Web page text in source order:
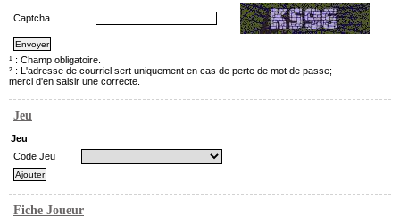
Captcha
¹ : Champ obligatoire.
² : L'adresse de courriel sert uniquement en cas de perte de mot de passe;
merci d'en saisir une correcte.
Jeu
Jeu
Code Jeu
Fiche Joueur